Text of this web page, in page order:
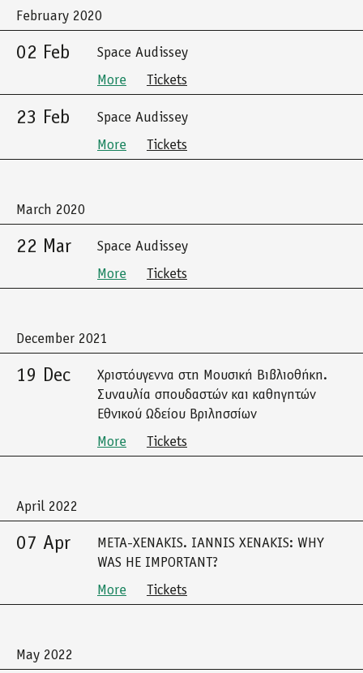
February 2020
02 Feb
Space Audissey
More
Tickets
23 Feb
Space Audissey
More
Tickets
March 2020
22 Mar
Space Audissey
More
Tickets
December 2021
19 Dec
Χριστόυγεννα στη Μουσική Βιβλιοθήκη.
Συναυλία σπουδαστών και καθηγητών
Εθνικού Ωδείου Βριλησσίων
More
Tickets
April 2022
07 Apr
META-XENAKIS. IANNIS XENAKIS: WHY
WAS HE IMPORTANT?
More
Tickets
May 2022